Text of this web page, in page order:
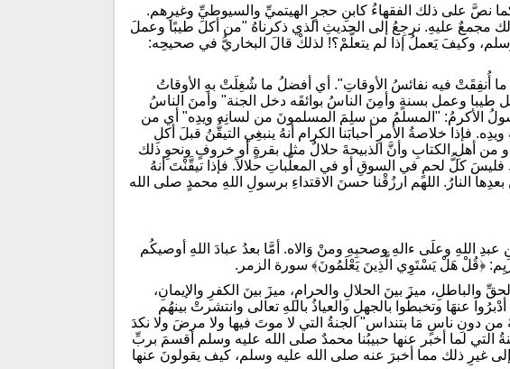
نصَّ على ذلك الفقهاءُ كابنِ حجرٍ الهيتميِّ والسيوطيِّ وغيرِهم.
مجمعٌ عليهِ. نرجِعُ إلى الحديثِ الذي ذكرناهُ "من أكلَ طيبًا وعملَ
وكيفَ يَعملُ إذا لم يتعلَّمْ؟! لذلكْ قالَ البخاريُّ في صحيحِه:
ما أُنفِقَتْ فيه نفائسُ الأوقاتِ". أي أفضلُ ما شُغِلَتْ بهِ الأوقاتُ
طيبا وعمل بسنةٍ وأمِنَ الناسُ بوائقَه دخل الجنة" وأمنَ الناسُ
الأكرمُ: "المسلمُ من سلِمَ المسلمونَ من لسانِه ويدِه" أي من
خلاصةُ الأمرِ أحبابَنا الكرام أنهُ ينبغِي التيقُّنُ قبلَ أكلِ
من أهلِ الكتابِ وأنَّ الذبيحةَ حلالٌ مثل بقرةٍ أو خروفٍ ونحوِ ذلك
كلُّ لحمٍ في السوقِ أو في المعلَّباتِ حلالاً. فإذا تيقَّنْتَ أنهُ
النارُ. اللهم ارزُقْنا حسنَ الاقتداءِ برسولِ اللهِ محمدٍ صلى الله
اللهِ وعلَى ءالهِ وصحبِهِ ومنْ وَالاه. أمَّا بعدُ عبادَ اللهِ أوصيكُم
﴿قُلْ هَلْ يَسْتَوِي الَّذِينَ يَعْلَمُونَ﴾ سورة الزمر.
والباطلِ، ميزَ بينَ الحلالِ والحرامِ، ميزَ بينَ الكفرِ والإيمانِ،
عنهَا وتخبطُوا بالجهلِ والعياذُ باللهِ تعالى وانتشرتْ بينهُم
دونِ ناسٍ مَا بتنداس" الجنةُ التي لا موتَ فيها ولا مرضَ ولا نكدَ
التي لما أخبر عنها حبيبُنا محمدٌ صلى الله عليه وسلم أقسمَ بربِّ
إلى غيرِ ذلك مما أخبرَ عنه صلى الله عليه وسلم، كيف يقولونَ عنها